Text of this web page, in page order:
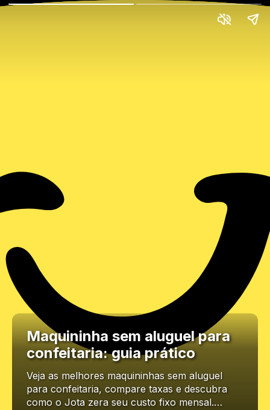
Maquininha sem aluguel para
confeitaria: guia prático
Veja as melhores maquininhas sem aluguel
para confeitaria, compare taxas e descubra
como o Jota zera seu custo fixo mensal.…